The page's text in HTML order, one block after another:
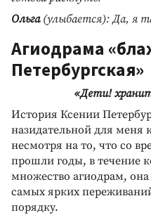
Ольга(улыбается): Да, я
Агиодрама
Петербургская»
«Дети!
История Ксении
назидательной для меня
несмотря на то, что со
прошли годы, в течение
множество агиодрам,
самых ярких
порядку.